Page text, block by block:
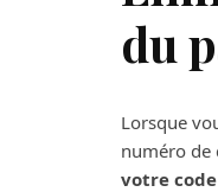
du
Lorsque
numéro de
votre